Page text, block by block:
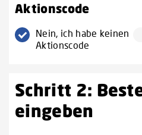
Aktionscode
Nein, ich habe keinen
Aktionscode
Schritt 2:
eingeben